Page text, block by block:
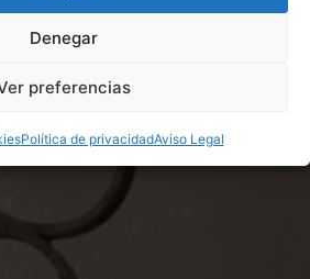
Denegar
preferencias
Política de privacidadAviso Legal